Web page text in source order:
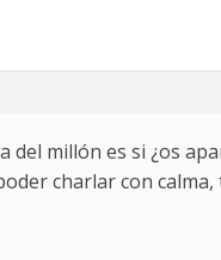
millón es si ¿os
charlar con